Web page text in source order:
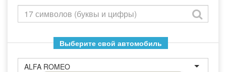
Выберите свой автомобиль
ALFA ROMEO